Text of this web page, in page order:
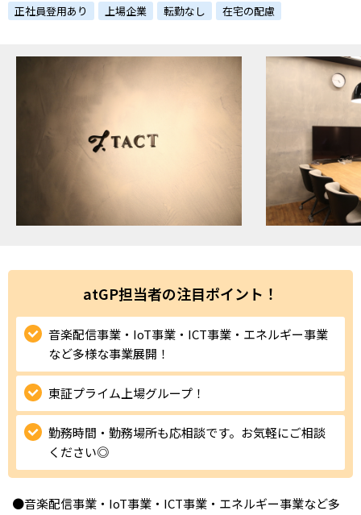
正社員登用あり 上場企業 転勤なし 在宅の配慮
atGP担当者の注目ポイント！
音楽配信事業・IoT事業・ICT事業・エネルギー事業
など多様な事業展開！
東証プライム上場グループ！
勤務時間・勤務場所も応相談です。お気軽にご相談
ください◎
●音楽配信事業・IoT事業・ICT事業・エネルギー事業など多
障害のある新卒学生専門の就職エージェントサービス
求人検索・スカウトサービス
障害者専門の求人検索・スカウトサービス
就労移行支援サービス
障害別専門支援の就労移行支援サービス
IT・Web制作スキルを身につける就労移行支援サービス
ソーシャルファームサービス
スカウトを受ける
就労移行支援サービス
就職・転職ノウハウ
お問い合わせ・よくある質問
メニューを閉じる